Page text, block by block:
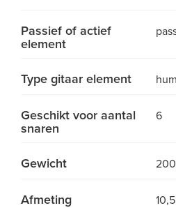
Passief of actief
element
Type gitaar element
Geschikt voor aantal
snaren
6
Gewicht
Afmeting